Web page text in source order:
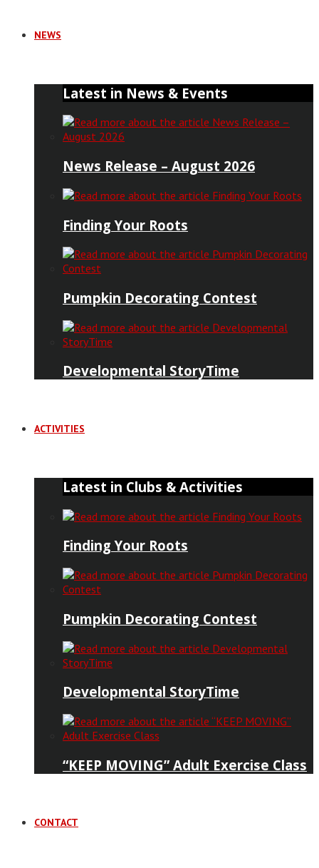
NEWS
Latest in News & Events
News Release – August 2026
Finding Your Roots
Pumpkin Decorating Contest
Developmental StoryTime
ACTIVITIES
Latest in Clubs & Activities
Finding Your Roots
Pumpkin Decorating Contest
Developmental StoryTime
“KEEP MOVING” Adult Exercise Class
CONTACT